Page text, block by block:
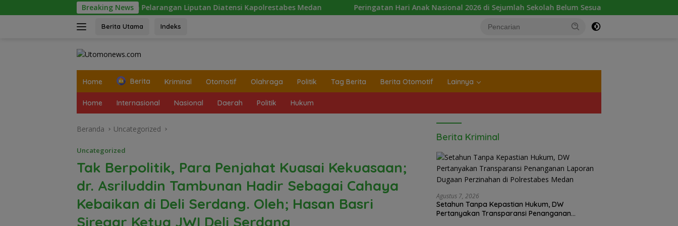
ke
Breaking News
dan Pelarangan Liputan Diatensi Kapolrestabes Medan Peringatan Hari Anak Nasional 2026 di Sejumlah Sekolah Belum Sesuai Imbauan Kemendikdasmen
Berita Utama Indeks
Home Berita Kriminal Otomotif Olahraga Politik Tag Berita Berita Otomotif Lainnya
Home Internasional Nasional Daerah Politik Hukum
Beranda Uncategorized
Uncategorized
Tak Berpolitik, Para Penjahat Kuasai Kekuasaan;
dr. Asriluddin Tambunan Hadir Sebagai Cahaya
Kebaikan di Deli Serdang. Oleh; Hasan Basri
Siregar Ketua JWI Deli Serdang
Berita Kriminal
Agustus 7, 2026
Setahun Tanpa Kepastian Hukum, DW
Pertanyakan Transparansi Penanganan